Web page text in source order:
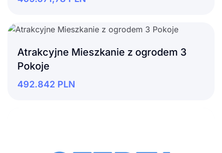
Atrakcyjne Mieszkanie z ogrodem 3
Pokoje
492.842 PLN